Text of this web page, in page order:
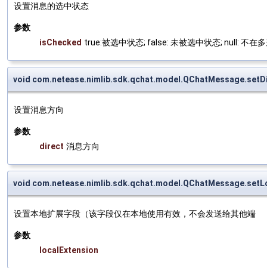
设置消息的选中状态
参数
isChecked true:被选中状态; false: 未被选中状态; null: 不在
void
设置消息方向
参数
direct 消息方向
void
设置本地扩展字段（该字段仅在本地使用有效，不会发送给其他端
参数
localExtension